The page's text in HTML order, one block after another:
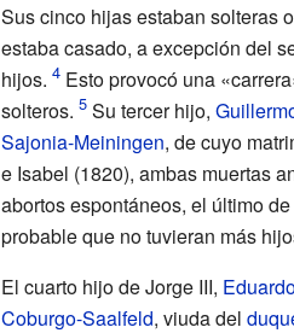
Sus cinco hijas estaban solteras
estaba casado, a excepción del
hijos. Esto provocó una
solteros. Su tercer hijo,
Sajonia-Meiningen, de cuyo
e Isabel (1820), ambas muertas
abortos espontáneos, el último
probable que no tuvieran más
El cuarto hijo de Jorge III,
Coburgo-Saalfeld, viuda del